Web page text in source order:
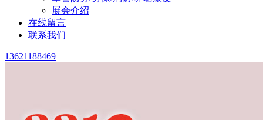
展会介绍
在线留言
联系我们
13621188469